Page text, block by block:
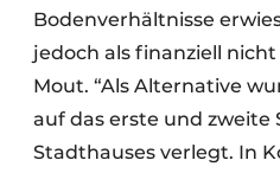
Bodenverhältnisse
jedoch als finanziell
Mout. “Als Alternative
auf das erste und zweite
Stadthauses verlegt. In